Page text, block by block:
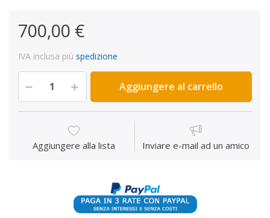
700,00 €
IVA inclusa più spedizione
Aggiungere al carrello
Aggiungere alla lista Inviare e-mail ad un amico